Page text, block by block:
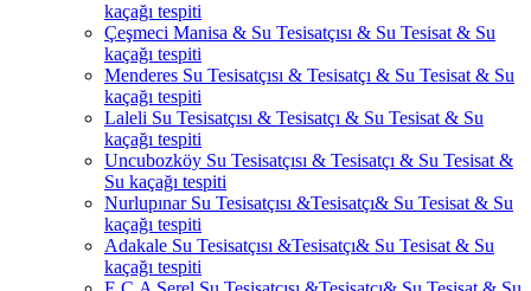
kaçağı tespiti
Çeşmeci Manisa & Su Tesisatçısı & Su Tesisat & Su
kaçağı tespiti
Menderes Su Tesisatçısı & Tesisatçı & Su Tesisat & Su
kaçağı tespiti
Laleli Su Tesisatçısı & Tesisatçı & Su Tesisat & Su
kaçağı tespiti
Uncubozköy Su Tesisatçısı & Tesisatçı & Su Tesisat &
Su kaçağı tespiti
Nurlupınar Su Tesisatçısı &Tesisatçı& Su Tesisat & Su
kaçağı tespiti
Adakale Su Tesisatçısı &Tesisatçı& Su Tesisat & Su
kaçağı tespiti